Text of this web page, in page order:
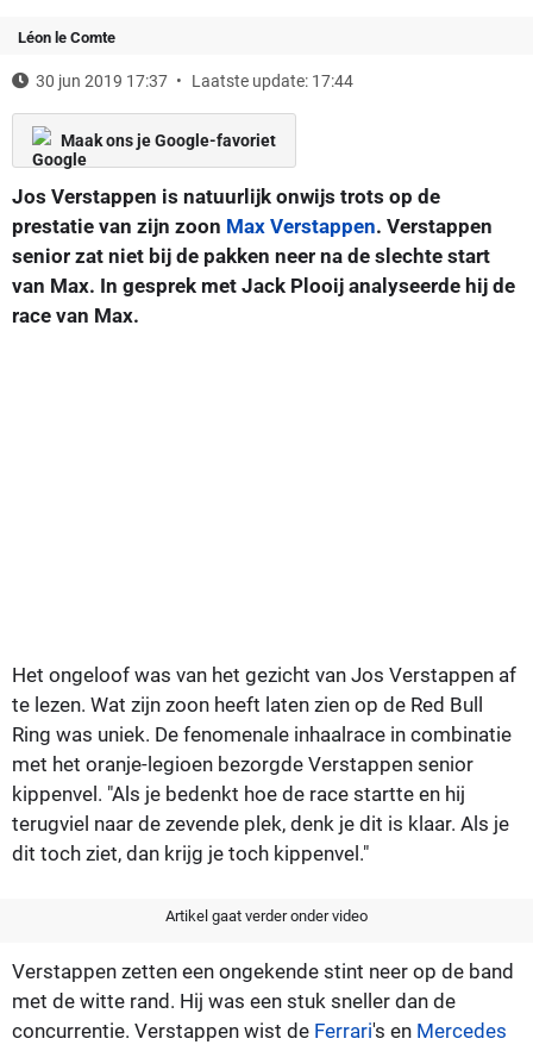
Léon le Comte
30 jun 2019 17:37 Laatste update: 17:44
Maak ons je Google-favoriet
Jos Verstappen is natuurlijk onwijs trots op de
prestatie van zijn zoon Max Verstappen. Verstappen
senior zat niet bij de pakken neer na de slechte start
van Max. In gesprek met Jack Plooij analyseerde hij de
race van Max.
Het ongeloof was van het gezicht van Jos Verstappen af
te lezen. Wat zijn zoon heeft laten zien op de Red Bull
Ring was uniek. De fenomenale inhaalrace in combinatie
met het oranje-legioen bezorgde Verstappen senior
kippenvel. "Als je bedenkt hoe de race startte en hij
terugviel naar de zevende plek, denk je dit is klaar. Als je
dit toch ziet, dan krijg je toch kippenvel."
Artikel gaat verder onder video
Verstappen zetten een ongekende stint neer op de band
met de witte rand. Hij was een stuk sneller dan de
concurrentie. Verstappen wist de Ferrari's en Mercedes